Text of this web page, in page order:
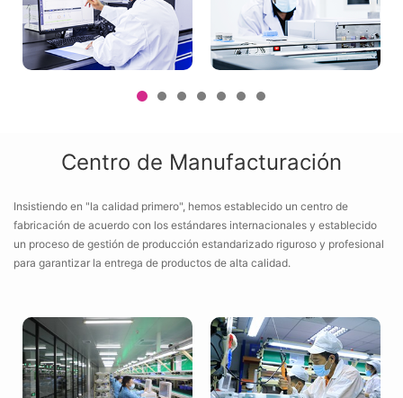
Centro de Manufacturación
Insistiendo en "la calidad primero", hemos establecido un centro de
fabricación de acuerdo con los estándares internacionales y establecido
un proceso de gestión de producción estandarizado riguroso y profesional
para garantizar la entrega de productos de alta calidad.